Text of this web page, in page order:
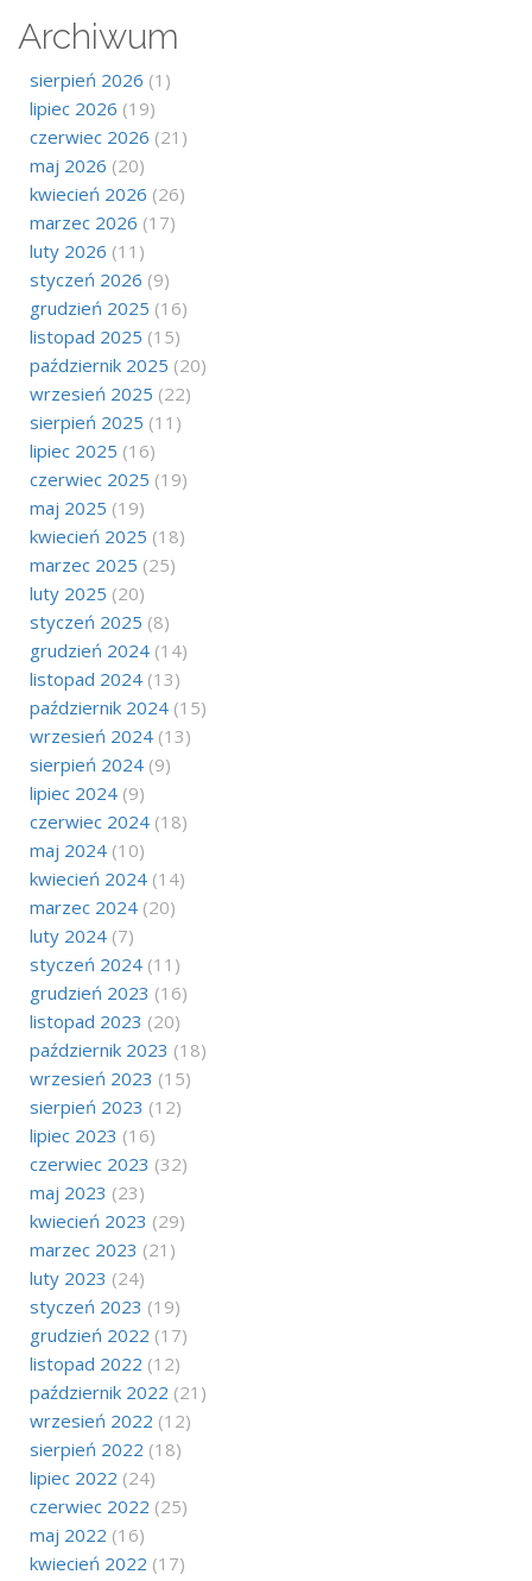
Archiwum
sierpień 2026 (1)
lipiec 2026 (19)
czerwiec 2026 (21)
maj 2026 (20)
kwiecień 2026 (26)
marzec 2026 (17)
luty 2026 (11)
styczeń 2026 (9)
grudzień 2025 (16)
listopad 2025 (15)
październik 2025 (20)
wrzesień 2025 (22)
sierpień 2025 (11)
lipiec 2025 (16)
czerwiec 2025 (19)
maj 2025 (19)
kwiecień 2025 (18)
marzec 2025 (25)
luty 2025 (20)
styczeń 2025 (8)
grudzień 2024 (14)
listopad 2024 (13)
październik 2024 (15)
wrzesień 2024 (13)
sierpień 2024 (9)
lipiec 2024 (9)
czerwiec 2024 (18)
maj 2024 (10)
kwiecień 2024 (14)
marzec 2024 (20)
luty 2024 (7)
styczeń 2024 (11)
grudzień 2023 (16)
listopad 2023 (20)
październik 2023 (18)
wrzesień 2023 (15)
sierpień 2023 (12)
lipiec 2023 (16)
czerwiec 2023 (32)
maj 2023 (23)
kwiecień 2023 (29)
marzec 2023 (21)
luty 2023 (24)
styczeń 2023 (19)
grudzień 2022 (17)
listopad 2022 (12)
październik 2022 (21)
wrzesień 2022 (12)
sierpień 2022 (18)
lipiec 2022 (24)
czerwiec 2022 (25)
maj 2022 (16)
kwiecień 2022 (17)